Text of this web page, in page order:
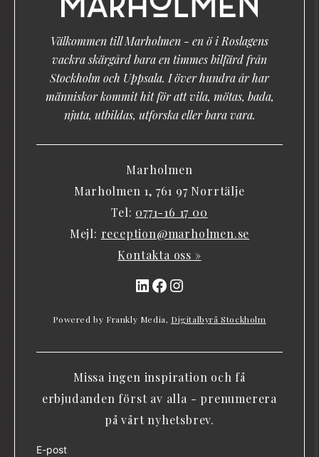
Välkommen till Marholmen - en ö i Roslagens
vackra skärgård bara en timmes bilfärd från
Stockholm och Uppsala. I över hundra år har
människor kommit hit för att vila, mötas, bada,
njuta, utbildas, utforska eller bara vara.
Marholmen
Marholmen 1, 761 97 Norrtälje
Tel: 0771-16 17 00
Mejl: reception@marholmen.se
Kontakta oss »
LinkedIn
Facebook
Instagram
Powered by Frankly Media, Digitalbyrå Stockholm
Missa ingen inspiration och få
erbjudanden först av alla - prenumerera
på vårt nyhetsbrev.
E-post